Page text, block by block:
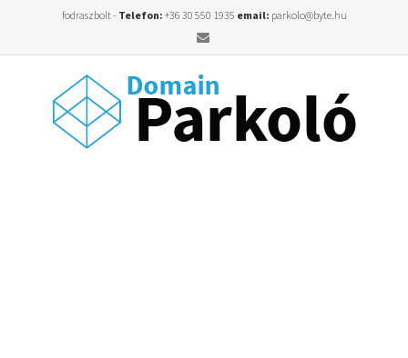
fodraszbolt - Telefon: +36 30 550 1935 email: parkolo@byte.hu
Email